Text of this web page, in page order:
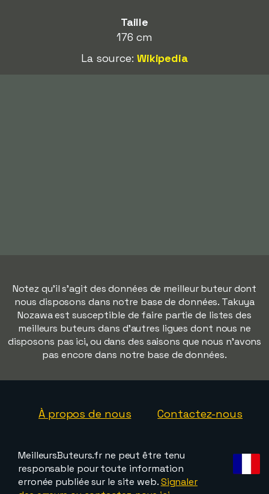
Taille
176 cm
La source: Wikipedia
Notez qu'il s'agit des données de meilleur buteur dont
nous disposons dans notre base de données. Takuya
Nozawa est susceptible de faire partie de listes des
meilleurs buteurs dans d'autres ligues dont nous ne
disposons pas ici, ou dans des saisons que nous n'avons
pas encore dans notre base de données.
À propos de nous Contactez-nous
MeilleursButeurs.fr ne peut être tenu
responsable pour toute information
erronée publiée sur le site web.Signaler